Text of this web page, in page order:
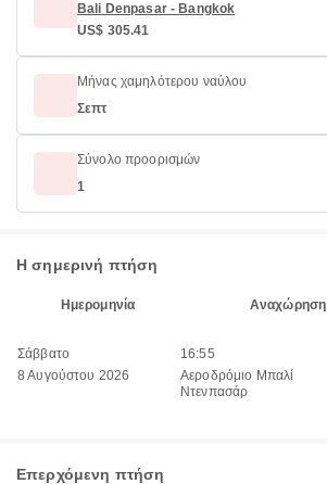
Bali Denpasar - Bangkok
US$ 305.41
Μήνας χαμηλότερου ναύλου
Σεπτ
Σύνολο προορισμών
1
Η σημερινή πτήση
Ημερομηνία Αναχώρηση
Σάββατο
8 Αυγούστου 2026
16:55
Αεροδρόμιο Μπαλί
Ντενπασάρ
Επερχόμενη πτήση